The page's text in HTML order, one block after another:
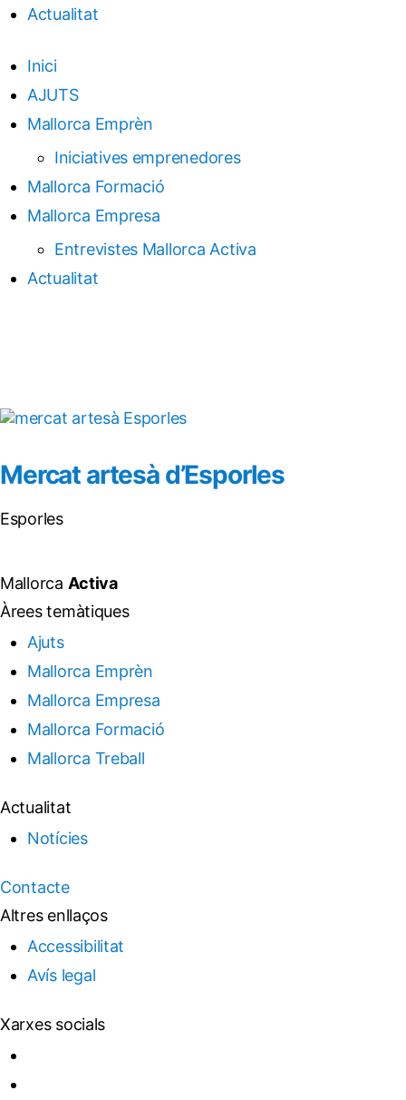
Actualitat
Inici
AJUTS
Mallorca Emprèn
Iniciatives emprenedores
Mallorca Formació
Mallorca Empresa
Entrevistes Mallorca Activa
Actualitat
Mercat artesà d’Esporles
Esporles
Mallorca Activa
Àrees temàtiques
Ajuts
Mallorca Emprèn
Mallorca Empresa
Mallorca Formació
Mallorca Treball
Actualitat
Notícies
Contacte
Altres enllaços
Accessibilitat
Avís legal
Xarxes socials